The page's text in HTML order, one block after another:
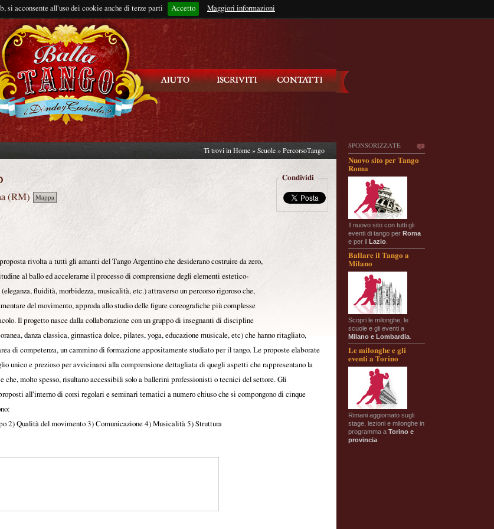
si acconsente all'uso dei cookie anche di terze parti Accetto Maggiori informazioni
Rimani connesso?
SPONSORIZZATE
Nuovo sito per Tango
Roma
Il nuovo sito con tutti gli
eventi di tango per Roma
e per il Lazio
Ballare il Tango a
Milano
Scopri le milonghe, le
scuole e gli eventi a
Milano e Lombardia
Le milonghe e gli
eventi a Torino
Rimani aggiornato sugli
stage, lezioni e milonghe in
programma a Torino e
provincia
Ti trovi in Home » Scuole » PercorsoTango
(RM) Mappa
Condividi
rivolta a tutti gli amanti del Tango Argentino che desiderano costruire da zero,
al ballo ed accelerarne il processo di comprensione degli elementi estetico-
fluidità, morbidezza, musicalità, etc.) attraverso un percorso rigoroso che,
del movimento, approda allo studio delle figure coreografiche più complesse
Il progetto nasce dalla collaborazione con un gruppo di insegnanti di discipline
danza classica, ginnastica dolce, pilates, yoga, educazione musicale, etc) che hanno ritagliato,
di competenza, un cammino di formazione appositamente studiato per il tango. Le proposte elaborate
unico e prezioso per avvicinarsi alla comprensione dettagliata di quegli aspetti che rappresentano la
e che, molto spesso, risultano accessibili solo a ballerini professionisti o tecnici del settore. Gli
all'interno di corsi regolari e seminari tematici a numero chiuso che si compongono di cinque
2) Qualità del movimento 3) Comunicazione 4) Musicalità 5) Struttura